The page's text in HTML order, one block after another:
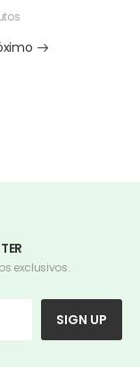
exclusivos.
SIGN UP